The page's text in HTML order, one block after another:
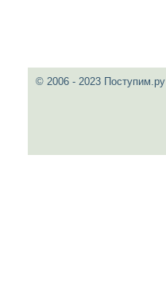
© 2006 - 2023 Поступим.ру